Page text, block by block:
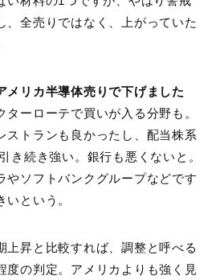
、全売りではなく、上がっていた
メリカ半導体売りで下げました
ーローテで買いが入る分野も。
ストランも良かったし、配当株系
き続き強い。銀行も悪くないと。
やソフトバンクグループなどです
という。
上昇と比較すれば、調整と呼べる
度の判定。アメリカよりも強く見